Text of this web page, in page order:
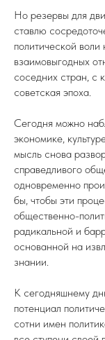
Но резервы для
ставлю
политической
взаимовыгодных
соседних стран, с
советская эпоха.
Сегодня можно
экономике,
мысль снова
справедливого
одновременно
бы, чтобы эти
общественно-
радикальной и
основанной на
знании.
К сегодняшнему
потенциал
сотни имен